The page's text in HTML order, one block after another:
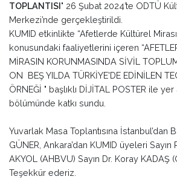
TOPLANTISI" 26 Şubat 2024’te ODTÜ
Merkezi’nde gerçekleştirildi.
KUMID etkinlikte “Afetlerde Kültürel
konusundaki faaliyetlerini içeren
MİRASIN KORUNMASINDA SİVİL
ON BEŞ YILDA TÜRKİYE'DE EDİNİLEN
ÖRNEĞİ " başlıklı DİJİTAL POSTER ile
bölümünde katkı sundu.
Yuvarlak Masa Toplantısına İstanbul’dan
GÜNER, Ankara’dan KUMID üyeleri Sayın
AKYOL (AHBVU) Sayın Dr. Koray KADAŞ
Teşekkür ederiz.